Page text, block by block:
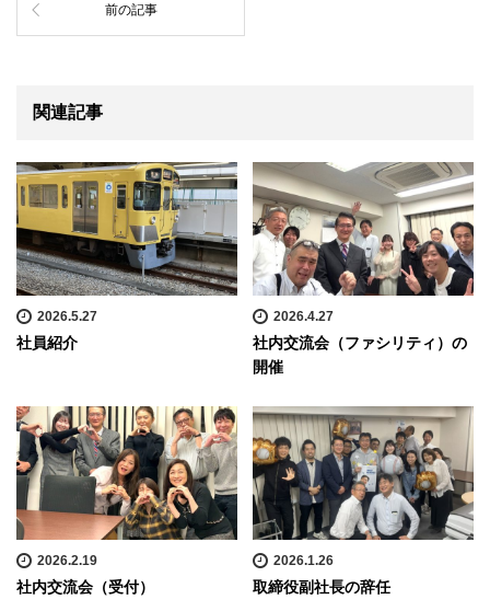
前の記事
関連記事
2026.5.27
社員紹介
2026.4.27
社内交流会（ファシリティ）の
開催
2026.2.19
社内交流会（受付）
2026.1.26
取締役副社長の辞任